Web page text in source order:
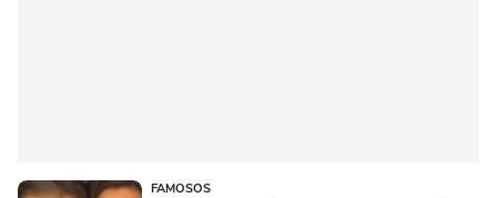
FAMOSOS